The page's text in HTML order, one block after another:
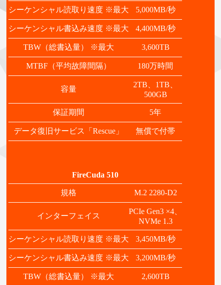
シーケンシャル読取り速度 ※最大 5,000MB/秒
シーケンシャル書込み速度 ※最大 4,400MB/秒
TBW（総書込量） ※最大 3,600TB
MTBF（平均故障間隔） 180万時間
容量
2TB、1TB、
500GB
保証期間 5年
データ復旧サービス「Rescue」 無償で付帯
FireCuda 510
規格 M.2 2280-D2
インターフェイス
PCIe Gen3 ×4、
NVMe 1.3
シーケンシャル読取り速度 ※最大 3,450MB/秒
シーケンシャル書込み速度 ※最大 3,200MB/秒
TBW（総書込量） ※最大 2,600TB